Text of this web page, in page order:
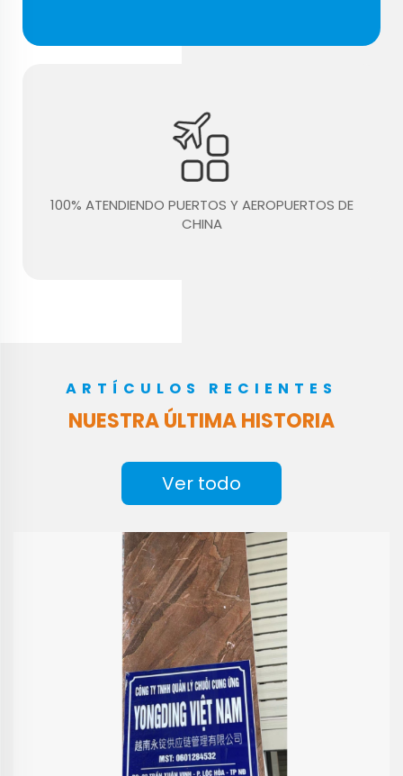
100% ATENDIENDO PUERTOS Y AEROPUERTOS DE
CHINA
ARTÍCULOS RECIENTES
NUESTRA ÚLTIMA HISTORIA
Ver todo
Date: 2026-06-02
Hemos lanzado la versión empresarial de
Más información